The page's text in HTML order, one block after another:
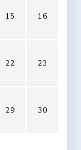
15 16
22 23
29 30